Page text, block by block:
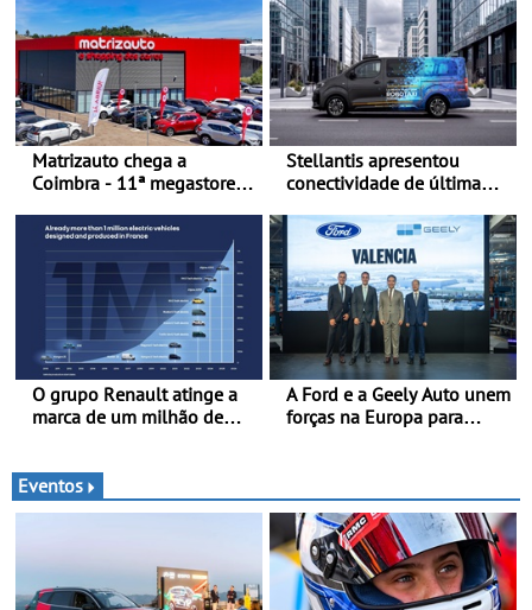
de Portugal
Matrizauto chega a
Coimbra - 11ª megastore
na Região Centro
Stellantis apresentou
conectividade de última
Ready™ na Move 2026,
em Londres
O grupo Renault atinge a
marca de um milhão de
A Ford e a Geely Auto unem
forças na Europa para
Eventos